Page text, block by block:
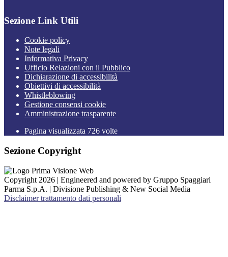
Sezione Link Utili
Cookie policy
Note legali
Informativa Privacy
Ufficio Relazioni con il Pubblico
Dichiarazione di accessibilità
Obiettivi di accessibilità
Whistleblowing
Gestione consensi cookie
Amministrazione trasparente
Pagina visualizzata 726 volte
Sezione Copyright
Copyright 2026 | Engineered and powered by Gruppo Spaggiari
Parma S.p.A. | Divisione Publishing & New Social Media
Disclaimer trattamento dati personali